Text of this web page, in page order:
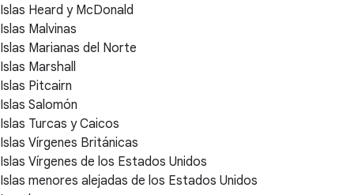
Islas Heard y McDonald
Islas Malvinas
Islas Marianas del Norte
Islas Marshall
Islas Pitcairn
Islas Salomón
Islas Turcas y Caicos
Islas Vírgenes Británicas
Islas Vírgenes de los Estados Unidos
Islas menores alejadas de los Estados Unidos